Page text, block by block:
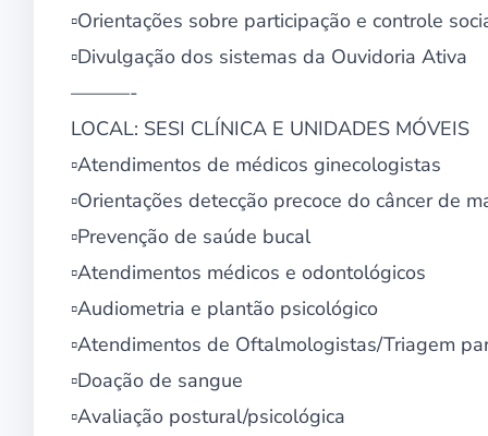
▫Orientações sobre participação e controle
▫Divulgação dos sistemas da Ouvidoria Ativa
———-
LOCAL: SESI CLÍNICA E UNIDADES MÓVEIS
▫Atendimentos de médicos ginecologistas
▫Orientações detecção precoce do câncer de
▫Prevenção de saúde bucal
▫Atendimentos médicos e odontológicos
▫Audiometria e plantão psicológico
▫Atendimentos de Oftalmologistas/Triagem
▫Doação de sangue
▫Avaliação postural/psicológica